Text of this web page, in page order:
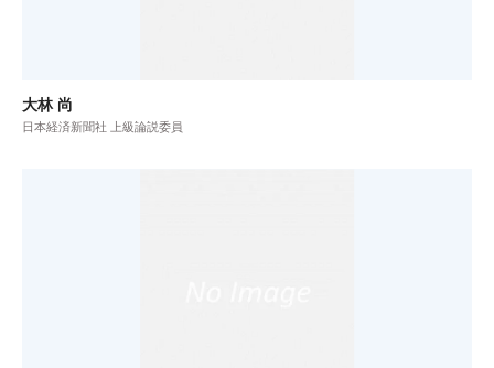
大林 尚
日本経済新聞社 上級論説委員